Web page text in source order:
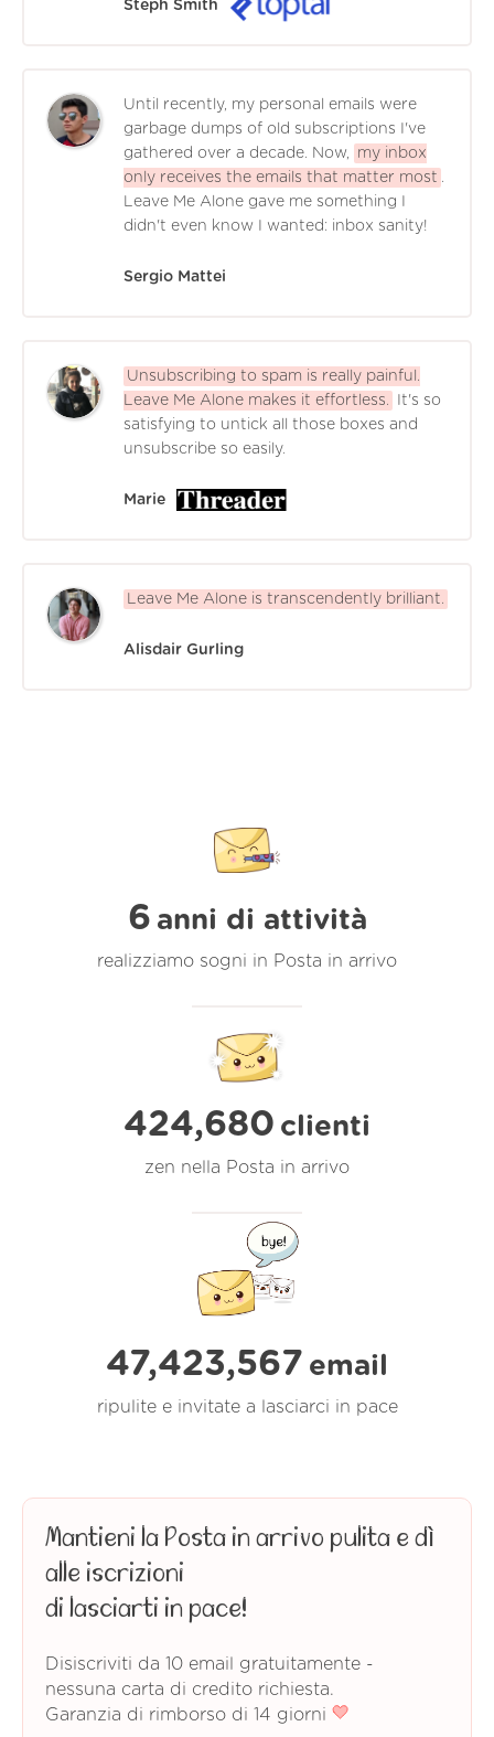
Steph Smith
Until recently, my personal emails were
garbage dumps of old subscriptions I've
gathered over a decade. Now,
my inbox
only receives the emails that matter most .
Leave Me Alone gave me something I
didn't even know I wanted: inbox sanity!
Sergio Mattei
Unsubscribing to spam is really painful.
Leave Me Alone makes it effortless.
It's so
satisfying to untick all those boxes and
unsubscribe so easily.
Marie
Leave Me Alone is transcendently brilliant.
Alisdair Gurling
6 anni di attività
realizziamo sogni in Posta in arrivo
424,680 clienti
zen nella Posta in arrivo
47,423,568 email
ripulite e invitate a lasciarci in pace
Mantieni la Posta in arrivo pulita e dì
alle iscrizioni
di lasciarti in pace!
Disiscriviti da 10 email gratuitamente -
nessuna carta di credito richiesta.
Garanzia di rimborso di 14 giorni